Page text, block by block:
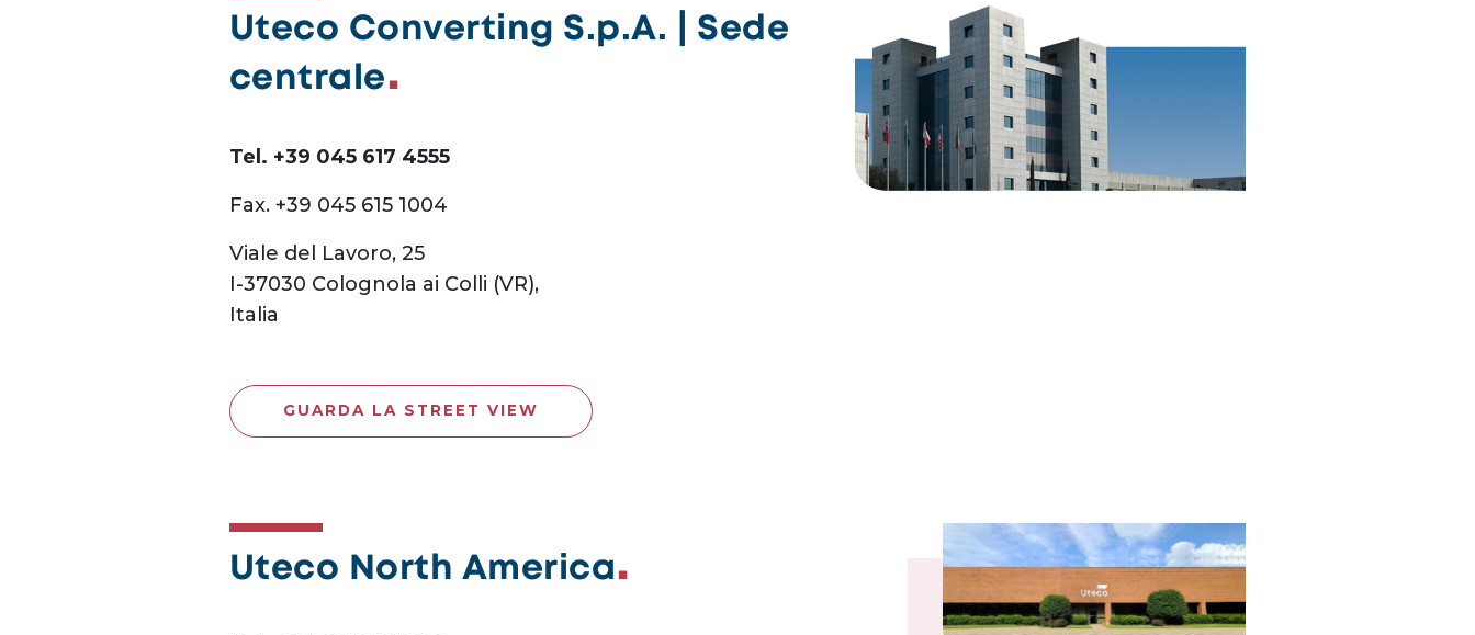
Uteco Converting S.p.A. | Sede
centrale
Tel. +39 045 617 4555
Fax. +39 045 615 1004
Viale del Lavoro, 25
I-37030 Colognola ai Colli (VR),
Italia
GUARDA LA STREET VIEW
Uteco North America